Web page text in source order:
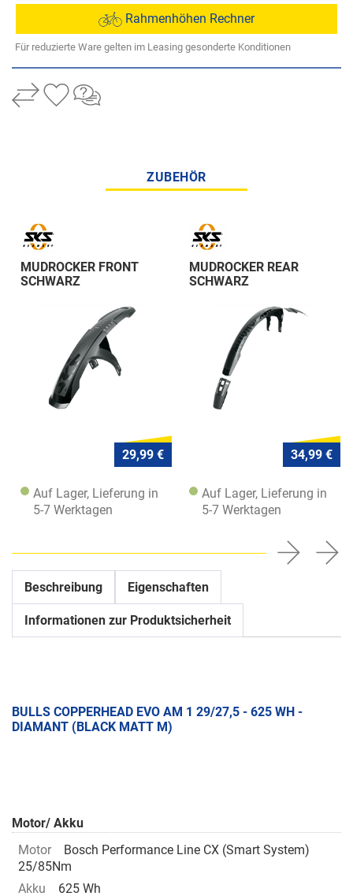
Rahmenhöhen Rechner
Für reduzierte Ware gelten im Leasing gesonderte Konditionen
ZUBEHÖR
MUDROCKER FRONT
SCHWARZ
29,99 €
Auf Lager, Lieferung in
5-7 Werktagen
MUDROCKER REAR
SCHWARZ
34,99 €
Auf Lager, Lieferung in
5-7 Werktagen
Beschreibung Eigenschaften
Informationen zur Produktsicherheit
BULLS COPPERHEAD EVO AM 1 29/27,5 - 625 WH -
DIAMANT (BLACK MATT M)
Motor/ Akku
Motor
Bosch Performance Line CX (Smart System)
25/85Nm
Akku
625 Wh